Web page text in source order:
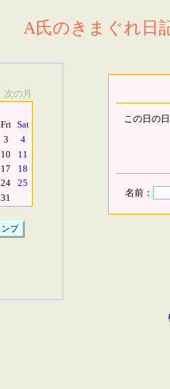
A氏のきまぐれ日
次の月
Fri Sat
3
4
10
11
17
18
24
25
31
この日の
名前：